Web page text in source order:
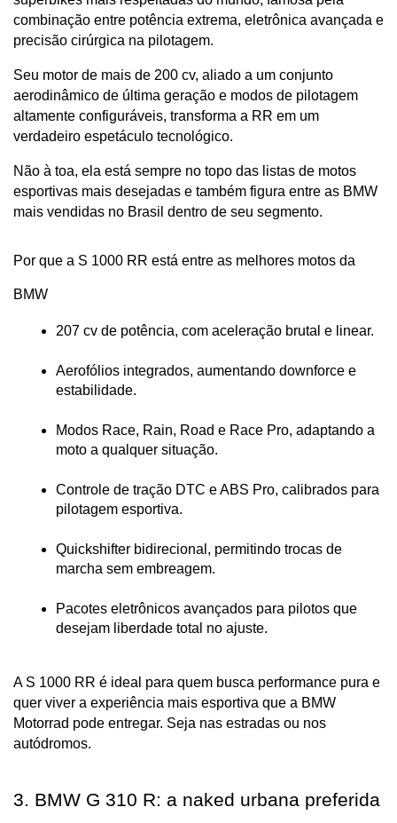
combinação entre potência extrema, eletrônica avançada e
precisão cirúrgica na pilotagem.
Seu motor de mais de 200 cv, aliado a um conjunto
aerodinâmico de última geração e modos de pilotagem
altamente configuráveis, transforma a RR em um
verdadeiro espetáculo tecnológico.
Não à toa, ela está sempre no topo das listas de motos
esportivas mais desejadas e também figura entre as BMW
mais vendidas no Brasil dentro de seu segmento.
Por que a S 1000 RR está entre as melhores motos da
BMW
207 cv de potência, com aceleração brutal e linear.
Aerofólios integrados, aumentando downforce e
estabilidade.
Modos Race, Rain, Road e Race Pro, adaptando a
moto a qualquer situação.
Controle de tração DTC e ABS Pro, calibrados para
pilotagem esportiva.
Quickshifter bidirecional, permitindo trocas de
marcha sem embreagem.
Pacotes eletrônicos avançados para pilotos que
desejam liberdade total no ajuste.
A S 1000 RR é ideal para quem busca performance pura e
quer viver a experiência mais esportiva que a BMW
Motorrad pode entregar. Seja nas estradas ou nos
autódromos.
3. BMW G 310 R: a naked urbana preferida